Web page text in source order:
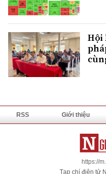
Hội
RSS Giới thiệu
https://
Tạp chí điện tử